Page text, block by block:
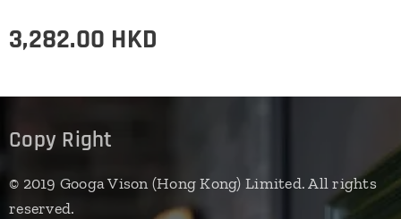
3,282.00 HKD
Copy Right
© 2019 Googa Vison (Hong Kong) Limited. All rights
reserved.